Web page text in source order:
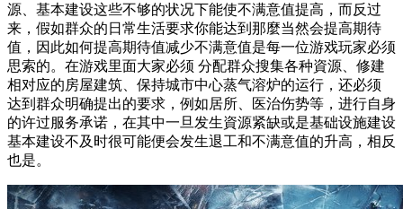
源、基本建设这些不够的状况下能使不满意值提高，而反过
来，假如群众的日常生活要求你能达到那麼当然会提高期待
值，因此如何提高期待值减少不满意值是每一位游戏玩家必须
思索的。在游戏里面大家必须 分配群众搜集各种資源、修建
相对应的房屋建筑、保持城市中心蒸气溶炉的运行，还必须
达到群众明确提出的要求，例如居所、医治伤势等，进行自身
的许过服务承诺，在其中一旦发生資源紧缺或是基础设施建设
基本建设不及时很可能便会发生退工和不满意值的升高，相反
也是。